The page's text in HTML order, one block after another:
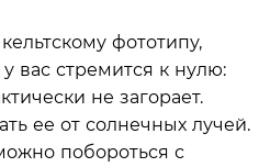
фототипу,
у вас стремится к нулю:
не загорает.
ее от солнечных лучей.
побороться с